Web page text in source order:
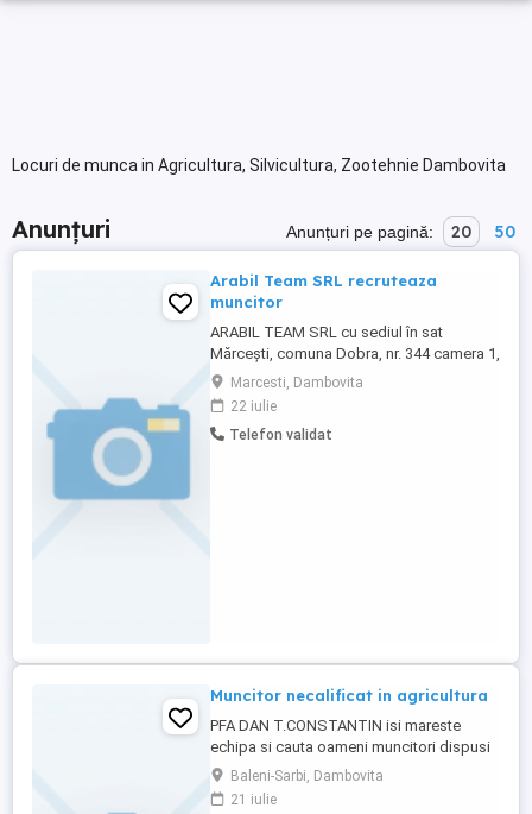
Locuri de munca in Agricultura, Silvicultura, Zootehnie Dambovita
Anunțuri Anunțuri pe pagină: 20 50
Arabil Team SRL recruteaza
muncitor
ARABIL TEAM SRL cu sediul în sat
Mărcești, comuna Dobra, nr. 344 camera 1,
județul Dâmbovița, recruteaza: - muncitor
necalificat in agricultura, cod COD 921302
- 2 posturi Depunere CV la sediul societatii
e-mail
Marcesti, Dambovita
22 iulie
Telefon validat
Muncitor necalificat in agricultura
PFA DAN T.CONSTANTIN isi mareste
echipa si cauta oameni muncitori dispusi
la lucrul pe camp si in sere in conditii
meteo nefavorabile. Nr posturi : 3 Limba :
Baleni-Sarbi, Dambovita
21 iulie